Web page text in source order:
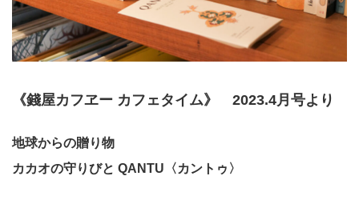
《錢屋カフヱー カフェタイム》 2023.4月号より
地球からの贈り物
カカオの守りびと QANTU〈カントゥ〉